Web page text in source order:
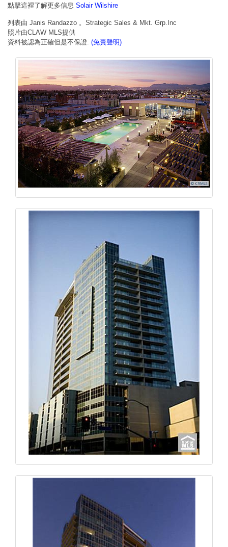
點擊這裡了解更多信息 Solair Wilshire
列表由 Janis Randazzo 。Strategic Sales & Mkt. Grp.Inc
照片由CLAW MLS提供
資料被認為正確但是不保證. (免責聲明)